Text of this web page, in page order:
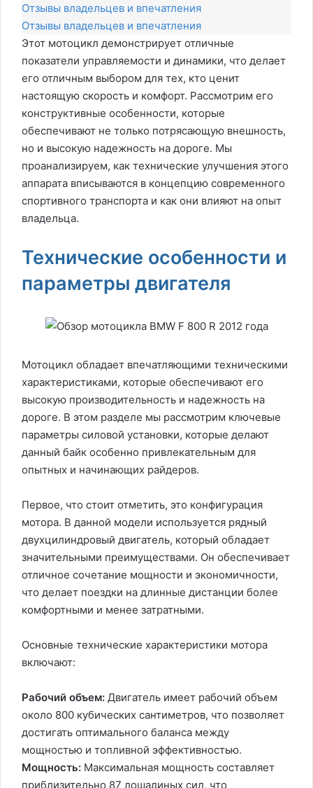
Отзывы владельцев и впечатления
Отзывы владельцев и впечатления
Этот мотоцикл демонстрирует отличные
показатели управляемости и динамики, что делает
его отличным выбором для тех, кто ценит
настоящую скорость и комфорт. Рассмотрим его
конструктивные особенности, которые
обеспечивают не только потрясающую внешность,
но и высокую надежность на дороге. Мы
проанализируем, как технические улучшения этого
аппарата вписываются в концепцию современного
спортивного транспорта и как они влияют на опыт
владельца.
Технические особенности и
параметры двигателя
Мотоцикл обладает впечатляющими техническими
характеристиками, которые обеспечивают его
высокую производительность и надежность на
дороге. В этом разделе мы рассмотрим ключевые
параметры силовой установки, которые делают
данный байк особенно привлекательным для
опытных и начинающих райдеров.
Первое, что стоит отметить, это конфигурация
мотора. В данной модели используется рядный
двухцилиндровый двигатель, который обладает
значительными преимуществами. Он обеспечивает
отличное сочетание мощности и экономичности,
что делает поездки на длинные дистанции более
комфортными и менее затратными.
Основные технические характеристики мотора
включают:
Рабочий объем: Двигатель имеет рабочий объем
около 800 кубических сантиметров, что позволяет
достигать оптимального баланса между
мощностью и топливной эффективностью.
Мощность: Максимальная мощность составляет
приблизительно 87 лошадиных сил, что